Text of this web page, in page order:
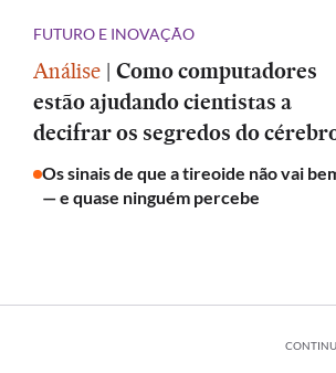
FUTURO E INOVAÇÃO
Análise | Como computadores
estão ajudando cientistas a
decifrar os segredos do
Os sinais de que a tireoide não vai
— e quase ninguém percebe